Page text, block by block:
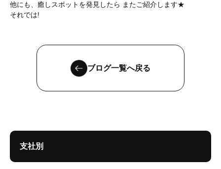
他にも、癒しスポットを発見したら またご紹介します★
それでは!
ブログ一覧へ戻る
支社別